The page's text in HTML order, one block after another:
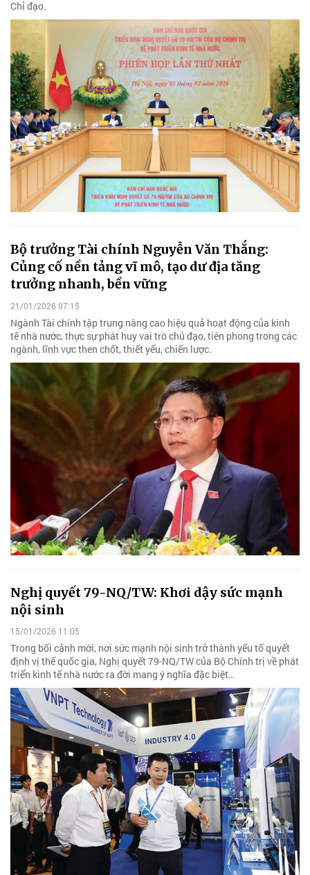
Chỉ đạo.
Bộ trưởng Tài chính Nguyễn Văn Thắng:
Củng cố nền tảng vĩ mô, tạo dư địa tăng
trưởng nhanh, bền vững
21/01/2026 07:15
Ngành Tài chính tập trung nâng cao hiệu quả hoạt động của kinh
tế nhà nước, thực sự phát huy vai trò chủ đạo, tiên phong trong các
ngành, lĩnh vực then chốt, thiết yếu, chiến lược.
Nghị quyết 79-NQ/TW: Khơi dậy sức mạnh
nội sinh
15/01/2026 11:05
Trong bối cảnh mới, nơi sức mạnh nội sinh trở thành yếu tố quyết
định vị thế quốc gia, Nghị quyết 79-NQ/TW của Bộ Chính trị về phát
triển kinh tế nhà nước ra đời mang ý nghĩa đặc biệt…